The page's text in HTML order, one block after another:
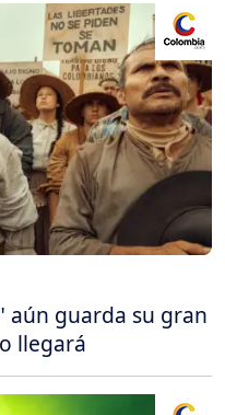
aún guarda su gran
llegará